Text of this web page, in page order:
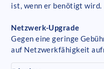
ist, wenn er benötigt wird.
Netzwerk-Upgrade
Gegen eine geringe
auf Netzwerkfähigkeit